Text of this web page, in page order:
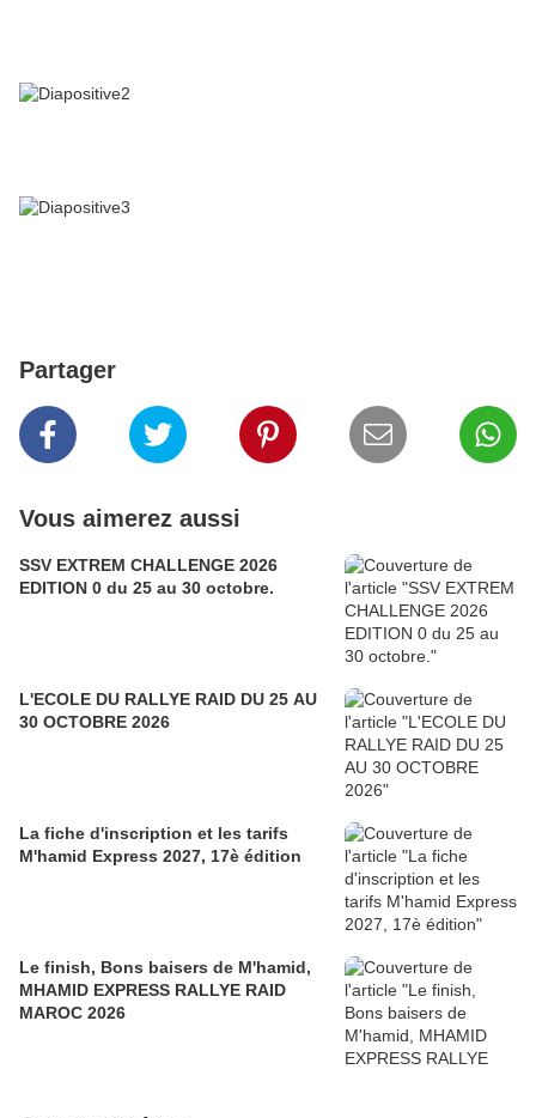
Partager
Vous aimerez aussi
SSV EXTREM CHALLENGE 2026
EDITION 0 du 25 au 30 octobre.
L'ECOLE DU RALLYE RAID DU 25 AU
30 OCTOBRE 2026
La fiche d'inscription et les tarifs
M'hamid Express 2027, 17è édition
Le finish, Bons baisers de M'hamid,
MHAMID EXPRESS RALLYE RAID
MAROC 2026